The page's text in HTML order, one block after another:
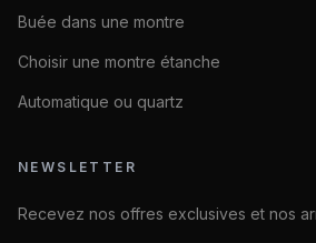
Buée dans une montre
Choisir une montre étanche
Automatique ou quartz
NEWSLETTER
Recevez nos offres exclusives et nos